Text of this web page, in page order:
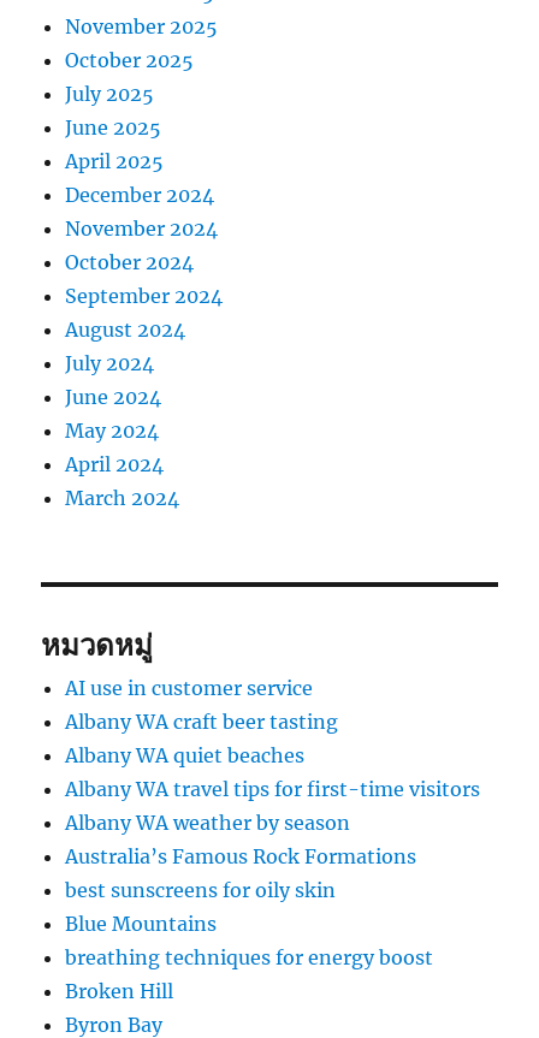
November 2025
October 2025
July 2025
June 2025
April 2025
December 2024
November 2024
October 2024
September 2024
August 2024
July 2024
June 2024
May 2024
April 2024
March 2024
หมวดหมู่
AI use in customer service
Albany WA craft beer tasting
Albany WA quiet beaches
Albany WA travel tips for first-time visitors
Albany WA weather by season
Australia’s Famous Rock Formations
best sunscreens for oily skin
Blue Mountains
breathing techniques for energy boost
Broken Hill
Byron Bay